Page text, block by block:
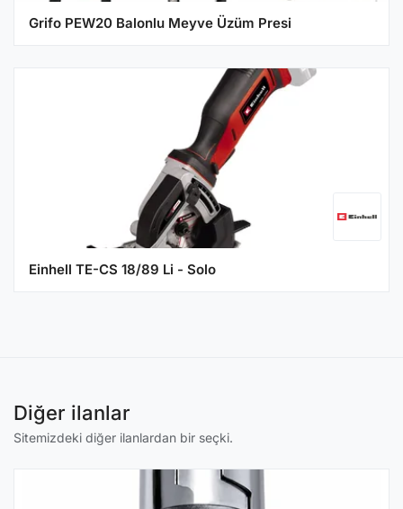
Grifo PEW20 Balonlu Meyve Üzüm Presi
Einhell TE-CS 18/89 Li - Solo
Diğer ilanlar
Sitemizdeki diğer ilanlardan bir seçki.